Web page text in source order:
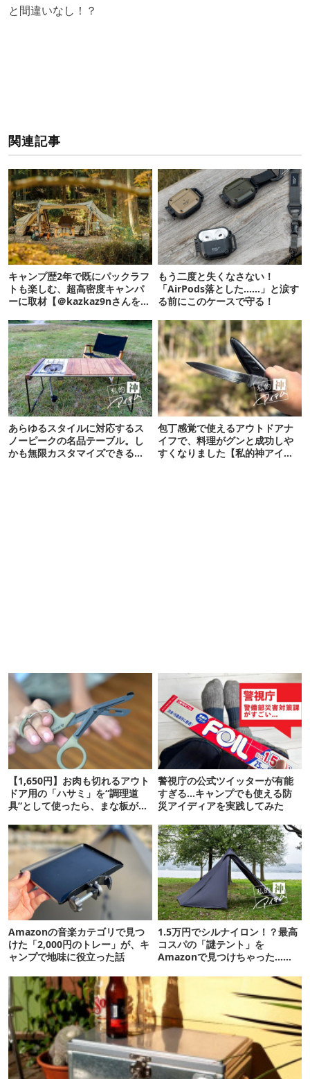
と間違いなし！？
関連記事
キャンプ歴2年で既にパックラフ
トも楽しむ、超高密度キャンパ
ーに取材【＠kazkaz9nさんをウ
もう二度と失くなさない！
「AirPods落とした……」と涙す
る前にこのケースで守る！
あらゆるスタイルに対応するス
ノーピークの名品テーブル。し
かも無限カスタマイズできるか
包丁感覚で使えるアウトドアナ
イフで、料理がグンと成功しや
すくなりました【私的神アイテ
【1,650円】お肉も切れるアウト
ドア用の「ハサミ」を“調理道
具”として使ったら、まな板が不
警視庁の公式ツイッターが有能
すぎる…キャンプでも使える防
災アイディアを実践してみた
Amazonの音楽カテゴリで見つ
けた「2,000円のトレー」が、キ
ャンプで地味に役立った話
1.5万円でシルナイロン！？最高
コスパの「謎テント」を
Amazonで見つけちゃった…